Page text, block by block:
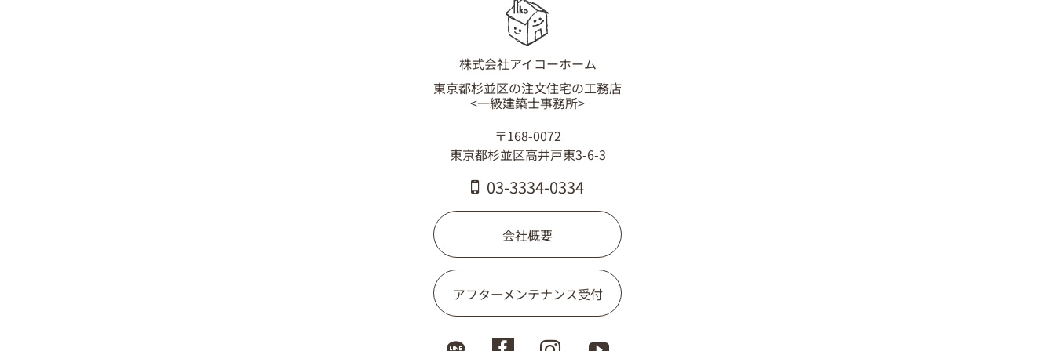
株式会社アイコーホーム
東京都杉並区の注文住宅の工務店
<一級建築士事務所>
〒168-0072
東京都杉並区高井戸東3-6-3
03-3334-0334
会社概要
アフターメンテナンス受付